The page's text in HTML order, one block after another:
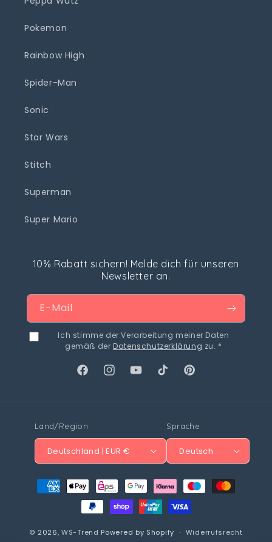
Pokemon
Rainbow High
Spider-Man
Sonic
Star Wars
Stitch
Superman
Super Mario
10% Rabatt sichern! Melde dich für unseren
Newsletter an.
E-Mail
Ich stimme der Verarbeitung meiner Daten
gemäß der Datenschutzerklärung zu. *
FacebookInstagramYouTubeTikTok Pinterest
Land/Region
Deutschland | EUR €
Sprache
Deutsch
Zahlungsmethoden
© 2026,WS-Trend Powered by Shopify Widerrufsrecht